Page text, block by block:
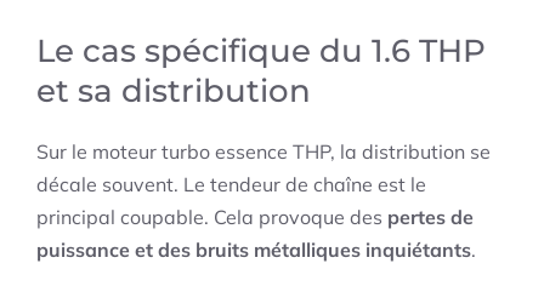
Le cas spécifique du 1.6 THP
et sa distribution
Sur le moteur turbo essence THP, la distribution se
décale souvent. Le tendeur de chaîne est le
principal coupable. Cela provoque des pertes de
puissance et des bruits métalliques inquiétants.